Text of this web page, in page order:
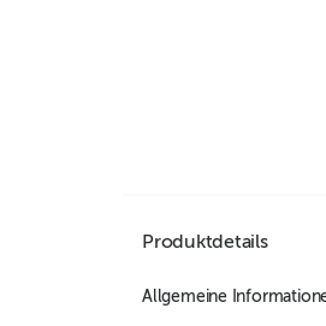
Produktdetails
Allgemeine